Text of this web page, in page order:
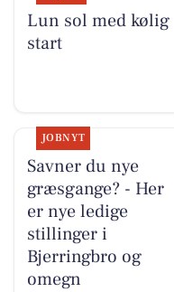
Lun sol med kølig
start
JOBNYT
Savner du nye
græsgange? - Her
er nye ledige
stillinger i
Bjerringbro og
omegn